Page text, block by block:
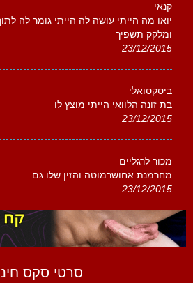
קנאי
יואו מה הייתי עושה לה הייתי גומר לה
ומלקק תשפיך
23/12/2015
ביסקסואלי
בת זונה הלוואי הייתי מוצץ לו
23/12/2015
מכור לרגליים
מחרמנת אחושרמוטה והזין שלו גם
23/12/2015
סרטי סקס